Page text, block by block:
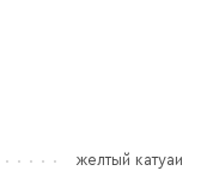
желтый катуаи